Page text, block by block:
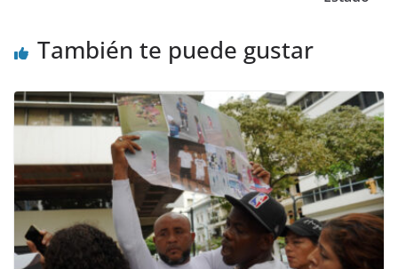
También te puede gustar